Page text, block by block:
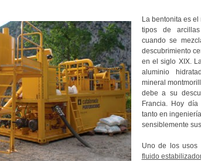
La bentonita es
tipos de
cuando se
descubrimiento
en el siglo XIX.
aluminio
mineral
debe a su
Francia. Hoy
tanto en
sensiblemente
Uno de los usos
fluido